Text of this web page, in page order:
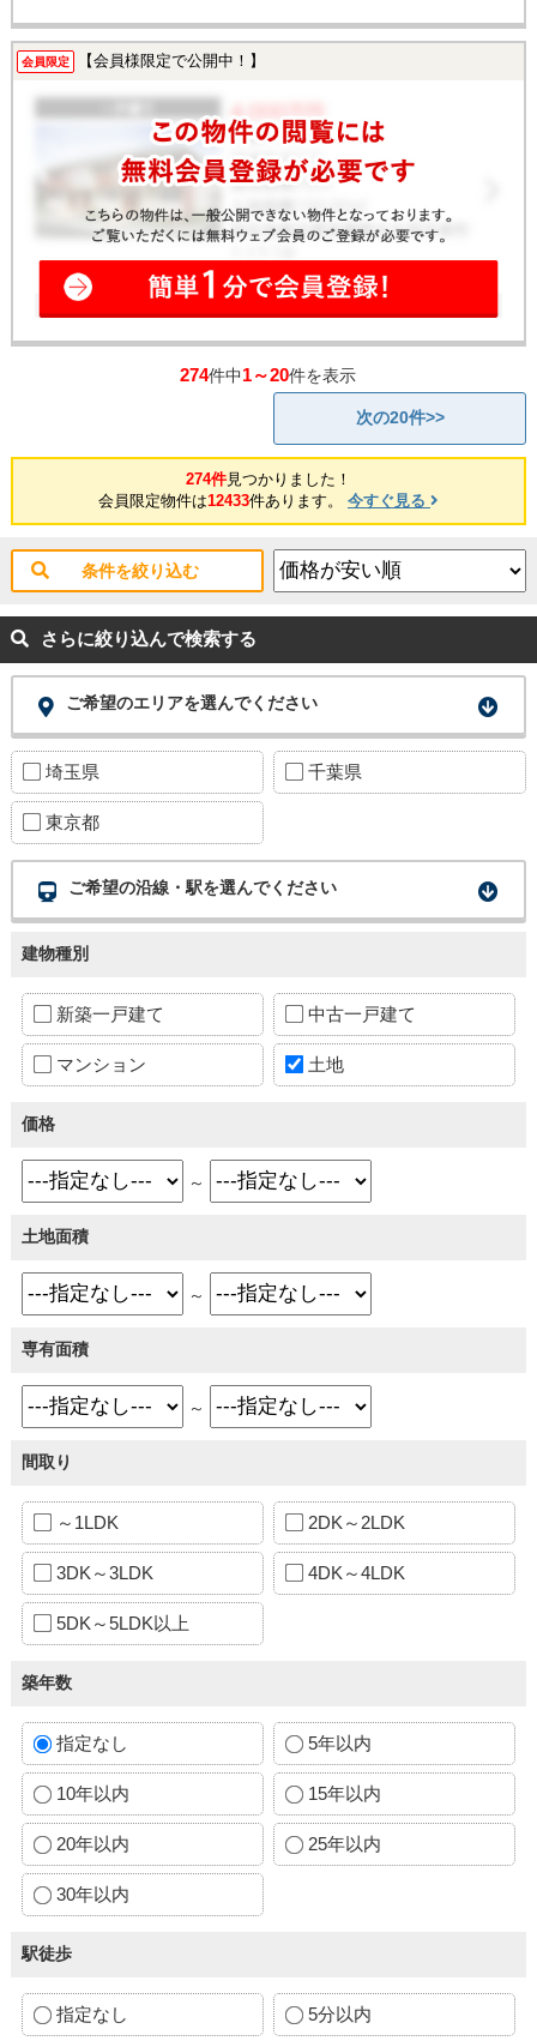
会員限定 【会員様限定で公開中！】
274件中1～20件を表示
次の20件>>
274件見つかりました！
会員限定物件は12433件あります。 今すぐ見る
条件を絞り込む
さらに絞り込んで検索する
ご希望のエリアを選んでください
埼玉県 千葉県
東京都
ご希望の沿線・駅を選んでください
建物種別
新築一戸建て 中古一戸建て
マンション 土地
価格
～
土地面積
～
専有面積
～
間取り
～1LDK 2DK～2LDK
3DK～3LDK 4DK～4LDK
5DK～5LDK以上
築年数
指定なし 5年以内
10年以内 15年以内
20年以内 25年以内
30年以内
駅徒歩
指定なし 5分以内